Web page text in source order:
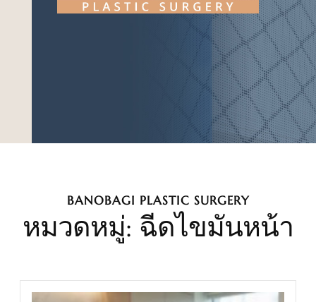
BANOBAGI PLASTIC SURGERY
หมวดหมู่: ฉีดไขมันหน้า